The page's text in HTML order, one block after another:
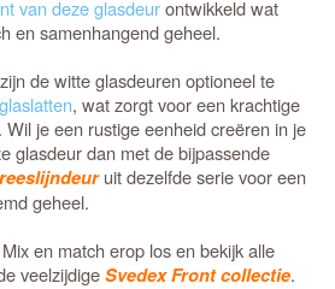
van deze glasdeurontwikkeld wat
en samenhangend geheel.
de witte glasdeuren optioneel te
, wat zorgt voor een krachtige
je een rustige eenheid creëren in je
glasdeur dan met de bijpassende
uit dezelfde serie voor een
geheel.
en match erop los en bekijk alle
veelzijdigeSvedex Front collectie.